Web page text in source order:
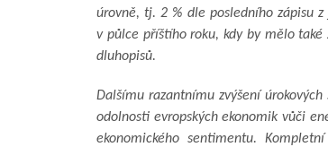
úrovně, tj. 2 % dle posledního zápisu z
v půlce příštího roku, kdy by mělo
dluhopisů.
Dalšímu razantnímu zvýšení
odolnosti evropských ekonomik vůči
ekonomického sentimentu.